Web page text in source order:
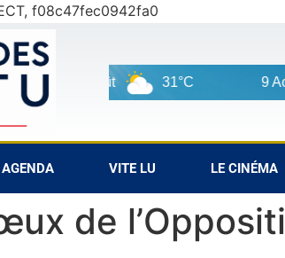
f08c47fec0942fa0
31°C 9 Août
AGENDA VITE LU LE CINÉMA
de